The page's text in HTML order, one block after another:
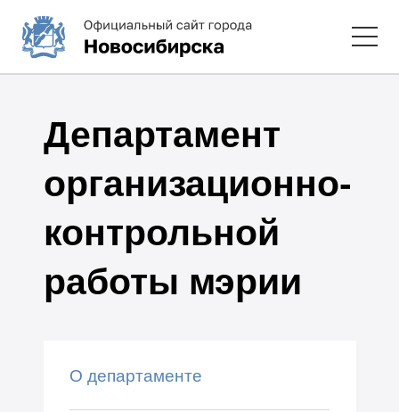
Департамент
организационно-
контрольной
работы мэрии
О департаменте